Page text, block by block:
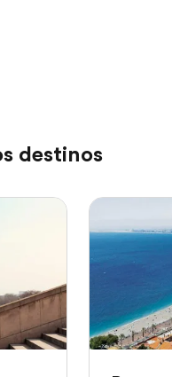
destinos